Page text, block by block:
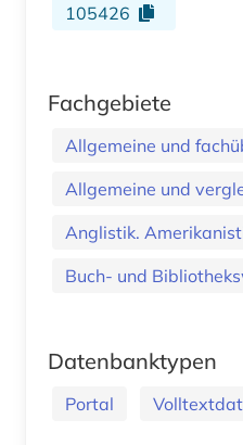
105426
Fachgebiete
Allgemeine und
Allgemeine und
Anglistik.
Buch- und
Datenbanktypen
Portal